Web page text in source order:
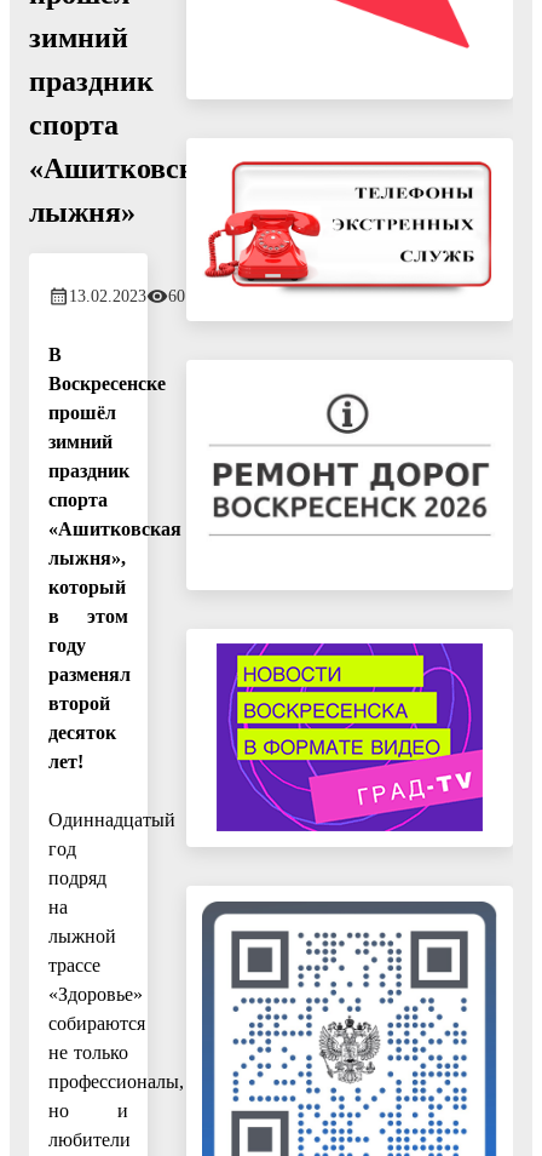
зимний
праздник
спорта
«Ашитковская
лыжня»
13.02.2023 601
В
Воскресенске
прошёл
зимний
праздник
спорта
«Ашитковская
лыжня»,
который
в этом
году
разменял
второй
десяток
лет!
Одиннадцатый
год
подряд
на
лыжной
трассе
«Здоровье»
собираются
не только
профессионалы,
но и
любители